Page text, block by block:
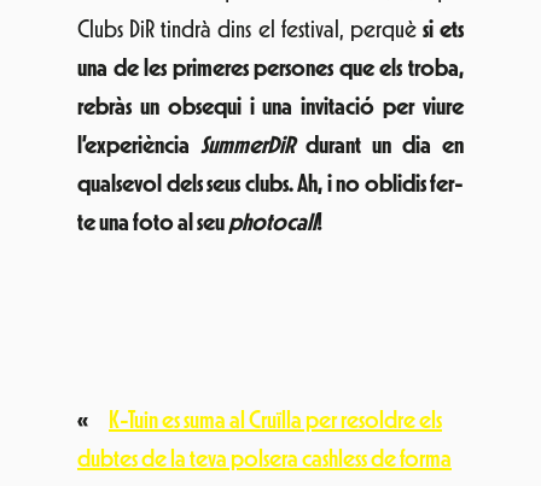
Clubs DiR tindrà dins el festival, perquè si ets
una de les primeres persones que els troba,
rebràs un obsequi i una invitació per viure
l’experiència SummerDiRdurant un dia en
qualsevol dels seus clubs. Ah, i no oblidis fer-
te una foto al seuphotocall!
«
K-Tuin es suma al Cruïlla per resoldre els
dubtes de la teva polsera cashless de forma